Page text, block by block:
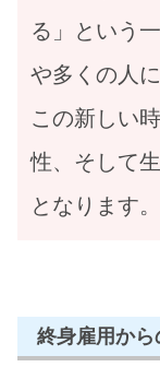
る」という
や多くの人
この新しい
性、そして
となります。
終身雇用から